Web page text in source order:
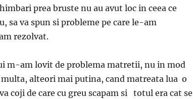
prea bruste nu au avut loc in ceea ce
sa va spun si probleme pe care le-am
rezolvat.
m-am lovit de problema matretii, nu in mod
alteori mai putina, cand matreata lua o
coji de care cu greu scapam si totul era cat se